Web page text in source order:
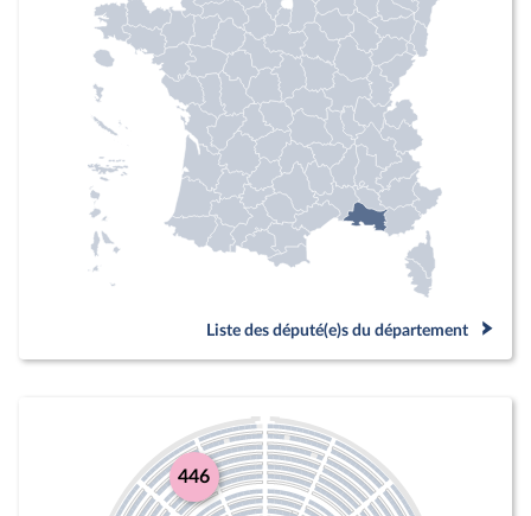
Liste des député(e)s du département
446